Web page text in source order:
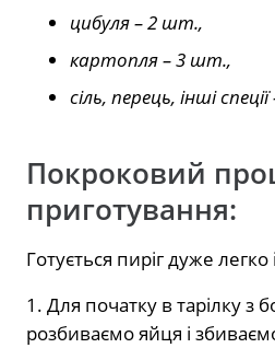
цибуля – 2 шт.,
картопля – 3 шт.,
сіль, перець, інші
Покроковий
приготування:
Готується пиріг дуже
1. Для початку в тарілку з
розбиваємо яйця і